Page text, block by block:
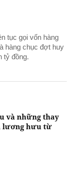
tục gọi vốn hàng
hàng chục đợt huy
tỷ đồng.
và những thay
lương hưu từ